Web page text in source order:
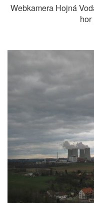
Webkamera Hojná
hor